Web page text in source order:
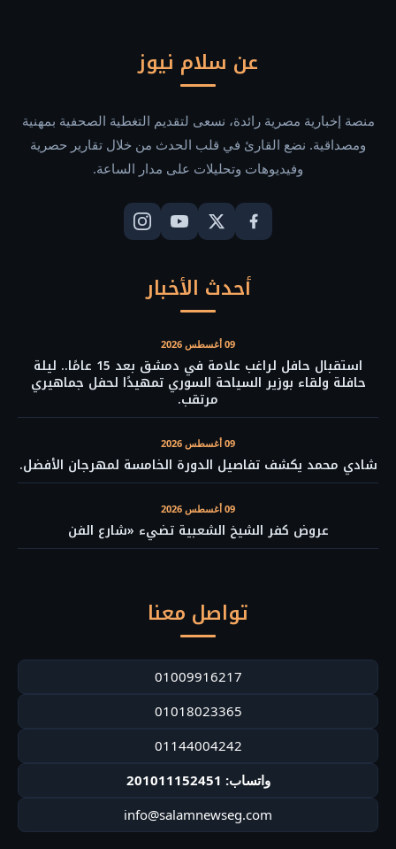
عن سلام نيوز
منصة إخبارية مصرية رائدة، نسعى لتقديم التغطية الصحفية بمهنية
ومصداقية. نضع القارئ في قلب الحدث من خلال تقارير حصرية
وفيديوهات وتحليلات على مدار الساعة.
أحدث الأخبار
09 أغسطس 2026
استقبال حافل لراغب علامة في دمشق بعد 15 عامًا.. ليلة
حافلة ولقاء بوزير السياحة السوري تمهيدًا لحفل جماهيري
مرتقب.
09 أغسطس 2026
شادي محمد يكشف تفاصيل الدورة الخامسة لمهرجان الأفضل.
09 أغسطس 2026
عروض كفر الشيخ الشعبية تضيء «شارع الفن
تواصل معنا
01009916217
01018023365
01144004242
واتساب: 201011152451
info@salamnewseg.com